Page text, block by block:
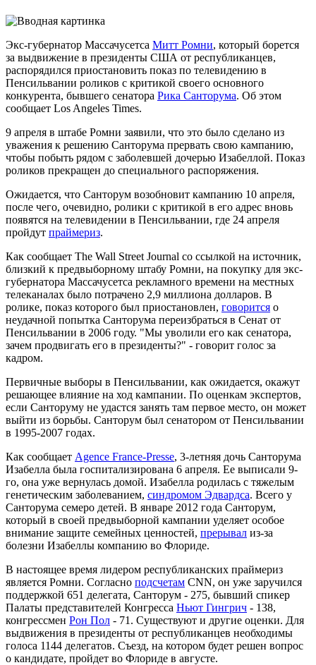
Экс-губернатор Массачусетса Митт Ромни, который борется
за выдвижение в президенты США от республиканцев,
распорядился приостановить показ по телевидению в
Пенсильвании роликов с критикой своего основного
конкурента, бывшего сенатора Рика Санторума. Об этом
сообщает Los Angeles Times.
9 апреля в штабе Ромни заявили, что это было сделано из
уважения к решению Санторума прервать свою кампанию,
чтобы побыть рядом с заболевшей дочерью Изабеллой. Показ
роликов прекращен до специального распоряжения.
Ожидается, что Санторум возобновит кампанию 10 апреля,
после чего, очевидно, ролики с критикой в его адрес вновь
появятся на телевидении в Пенсильвании, где 24 апреля
пройдут праймериз.
Как сообщает The Wall Street Journal со ссылкой на источник,
близкий к предвыборному штабу Ромни, на покупку для экс-
губернатора Массачусетса рекламного времени на местных
телеканалах было потрачено 2,9 миллиона долларов. В
ролике, показ которого был приостановлен, говорится о
неудачной попытка Санторума переизбраться в Сенат от
Пенсильвании в 2006 году. "Мы уволили его как сенатора,
зачем продвигать его в президенты?" - говорит голос за
кадром.
Первичные выборы в Пенсильвании, как ожидается, окажут
решающее влияние на ход кампании. По оценкам экспертов,
если Санторуму не удастся занять там первое место, он может
выйти из борьбы. Санторум был сенатором от Пенсильвании
в 1995-2007 годах.
Как сообщает Agence France-Presse, 3-летняя дочь Санторума
Изабелла была госпитализирована 6 апреля. Ее выписали 9-
го, она уже вернулась домой. Изабелла родилась с тяжелым
генетическим заболеванием, синдромом Эдвардса. Всего у
Санторума семеро детей. В январе 2012 года Санторум,
который в своей предвыборной кампании уделяет особое
внимание защите семейных ценностей, прерывал из-за
болезни Изабеллы компанию во Флориде.
В настоящее время лидером республиканских праймериз
является Ромни. Согласно подсчетам CNN, он уже заручился
поддержкой 651 делегата, Санторум - 275, бывший спикер
Палаты представителей Конгресса Ньют Гингрич - 138,
конгрессмен Рон Пол - 71. Существуют и другие оценки. Для
выдвижения в президенты от республиканцев необходимы
голоса 1144 делегатов. Съезд, на котором будет решен вопрос
о кандидате, пройдет во Флориде в августе.